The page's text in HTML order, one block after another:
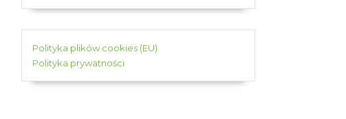
Polityka plików cookies (EU)
Polityka prywatności